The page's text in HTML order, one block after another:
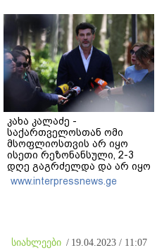
კახა კალაძე -
საქართველოსთან ომი
მსოფლიოსთვის არ იყო
ისეთი რეზონანსული, 2-3
დღე გაგრძელდა და არ იყო
საკმარისი, რომ რუსეთისა
და რუსი ხალხის
www.interpressnews.ge
სიახლეები / 19.04.2023 / 11:07